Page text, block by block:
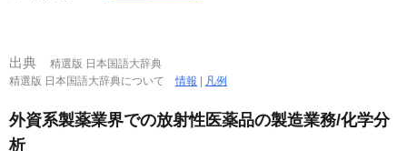
出典
精選版 日本国語大辞典
精選版 日本国語大辞典について情報 | 凡例
外資系製薬業界での放射性医薬品の製造業務/化学分
析